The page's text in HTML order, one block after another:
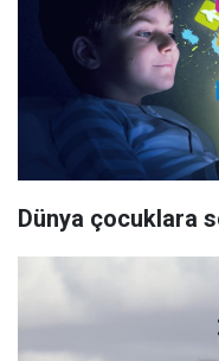
Dünya çocuklara